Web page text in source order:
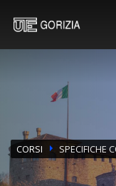
CORSI SPECIFICHE